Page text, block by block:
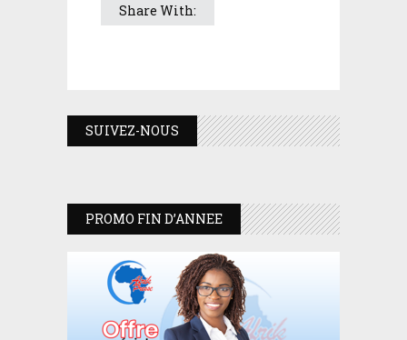
Share With:
SUIVEZ-NOUS
PROMO FIN D’ANNEE